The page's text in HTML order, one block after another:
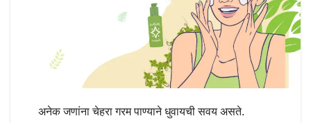
अनेक जणांना चेहरा गरम पाण्याने धुवायची सवय असते.